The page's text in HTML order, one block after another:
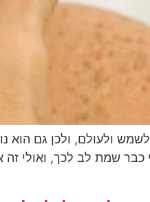
ולעולם, ולכן גם הוא
אולי כבר שמת לב לכך,